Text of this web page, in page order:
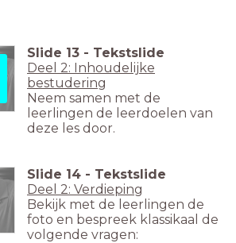
Slide 13 - Tekstslide
Deel 2: Inhoudelijke
bestudering
Neem samen met de
leerlingen de leerdoelen van
deze les door.
Slide 14 - Tekstslide
Deel 2: Verdieping
Bekijk met de leerlingen de
foto en bespreek klassikaal de
volgende vragen: